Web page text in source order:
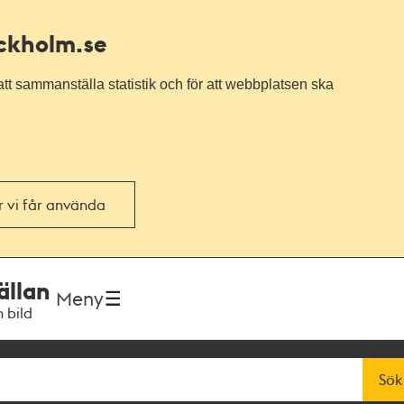
sammanställa statistik och för att webbplatsen ska
vi får använda
bild
Meny
Sök